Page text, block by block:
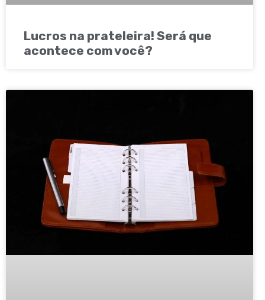
Lucros na prateleira! Será que
acontece com você?